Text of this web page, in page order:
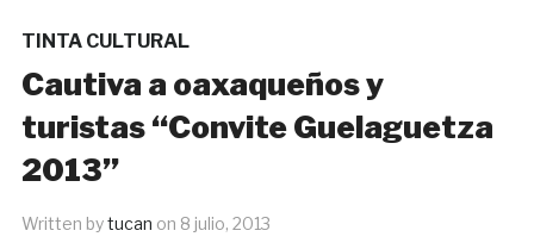
TINTA CULTURAL
Cautiva a oaxaqueños y
turistas “Convite Guelaguetza
2013”
Written bytucan on 8 julio, 2013